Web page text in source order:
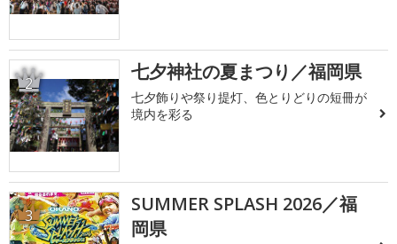
2 七夕神社の夏まつり／福岡県
七夕飾りや祭り提灯、色とりどりの短冊が
境内を彩る
3
SUMMER SPLASH 2026／福
岡県